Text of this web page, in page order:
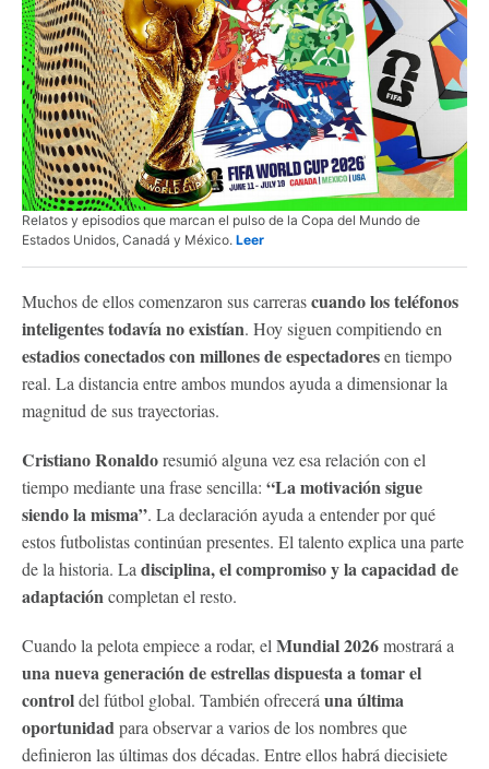
Relatos y episodios que marcan el pulso de la Copa del Mundo de
Estados Unidos, Canadá y México. Leer
Muchos de ellos comenzaron sus carrerascuando los teléfonos
inteligentes todavía no existían. Hoy siguen compitiendo en
estadios conectados con millones de espectadoresen tiempo
real. La distancia entre ambos mundos ayuda a dimensionar la
magnitud de sus trayectorias.
Cristiano Ronaldoresumió alguna vez esa relación con el
tiempo mediante una frase sencilla: “La motivación sigue
siendo la misma”. La declaración ayuda a entender por qué
estos futbolistas continúan presentes. El talento explica una parte
de la historia. La disciplina, el compromiso y la capacidad de
adaptacióncompletan el resto.
Cuando la pelota empiece a rodar, el Mundial 2026mostrará a
una nueva generación de estrellas dispuesta a tomar el
controldel fútbol global. También ofrecerá una última
oportunidadpara observar a varios de los nombres que
definieron las últimas dos décadas. Entre ellos habrá diecisiete